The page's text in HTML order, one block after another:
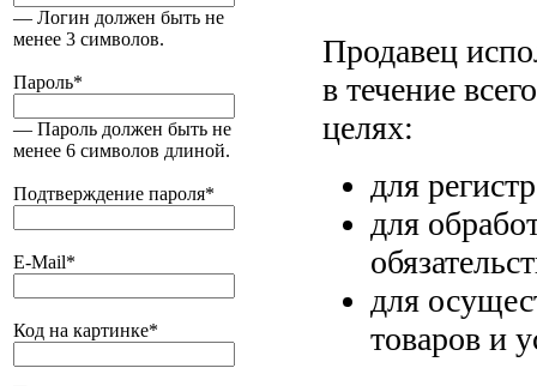
— Логин должен быть не
менее 3 символов.
Пароль*
— Пароль должен быть не
менее 6 символов длиной.
Подтверждение пароля*
E-Mail*
Код на картинке*
Продавец
в течение
целях:
для
для
для
товаров и